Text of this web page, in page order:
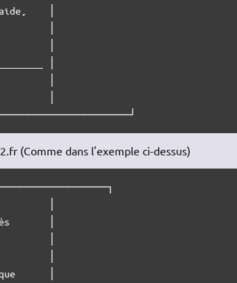
│
│
│
│
(Comme dans l'exemple ci-dessus)
│
│
│
│